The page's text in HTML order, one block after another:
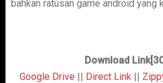
bahkan ratusan game android yang
Download
Google Drive || Direct Link ||